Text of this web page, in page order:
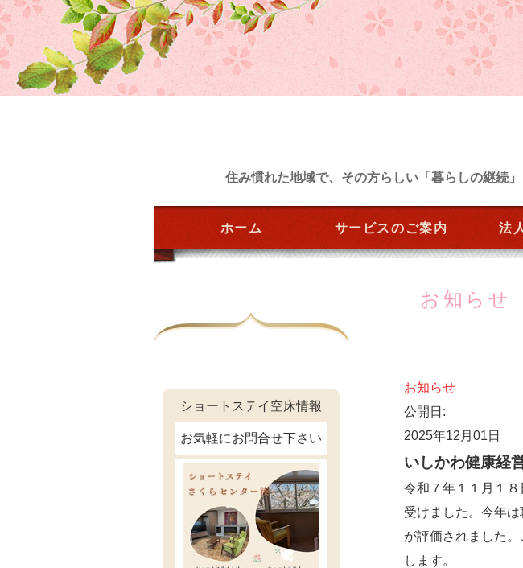
住み慣れた地域で、その方らしい「暮らしの継続
ホーム サービスのご案内 法
お知らせ
お知らせ
公開日:
2025年12月01日
いしかわ健康経
令和７年１１月１
受けました。今年
が評価されました
します。
ショートステイ空床情報
お気軽にお問合せ下さい